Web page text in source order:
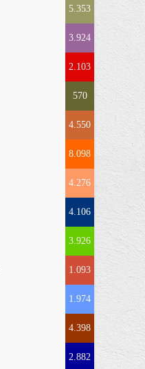
5.353
3.924
2.103
570
4.550
8.098
4.276
4.106
3.926
1.093
1.974
4.398
2.882